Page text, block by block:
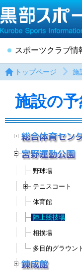
スポーツクラブ情
トップページ 施
施設の予
野球場
テニスコート
体育館
陸上競技場
相撲場
多目的グラウン